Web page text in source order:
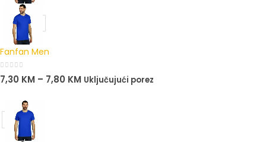
Fanfan Men
0out of 5
7,30 KM – 7,80 KM Uključujući porez